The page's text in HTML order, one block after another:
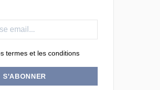
termes et les conditions
S'ABONNER